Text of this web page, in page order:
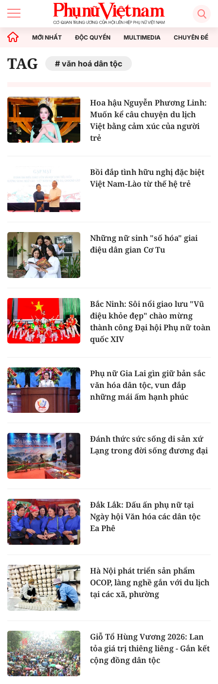
MỚI NHẤT ĐỘC QUYỀN MULTIMEDIA CHUYÊN ĐỀ
TAG văn hoá dân tộc
Hoa hậu Nguyễn Phương Linh:
Muốn kể câu chuyện du lịch
Việt bằng cảm xúc của người
trẻ
Bồi đắp tình hữu nghị đặc biệt
Việt Nam-Lào từ thế hệ trẻ
Những nữ sinh "số hóa" giai
điệu dân gian Cơ Tu
Bắc Ninh: Sôi nổi giao lưu "Vũ
điệu khỏe đẹp" chào mừng
thành công Đại hội Phụ nữ toàn
quốc XIV
Phụ nữ Gia Lai gìn giữ bản sắc
văn hóa dân tộc, vun đắp
những mái ấm hạnh phúc
Đánh thức sức sống di sản xứ
Lạng trong đời sống đương đại
Đắk Lắk: Dấu ấn phụ nữ tại
Ngày hội Văn hóa các dân tộc
Ea Phê
Hà Nội phát triển sản phẩm
OCOP, làng nghề gắn với du lịch
tại các xã, phường
Giỗ Tổ Hùng Vương 2026: Lan
tỏa giá trị thiêng liêng - Gắn kết
cộng đồng dân tộc